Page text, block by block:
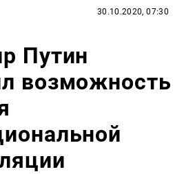
30.10.2020, 07:30
Путин
возможность